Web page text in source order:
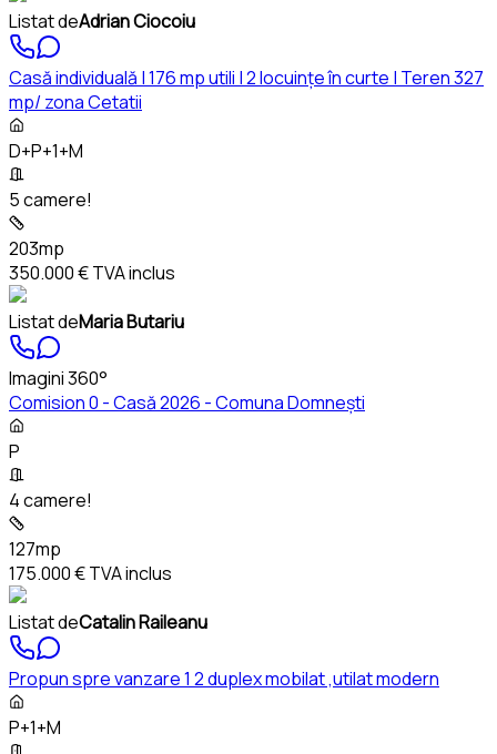
Listat deAdrian Ciocoiu
Casă individuală | 176 mp utili | 2 locuințe în curte | Teren 327
mp/ zona Cetatii
D+P+1+M
5 camere!
203mp
350.000 €TVA inclus
Listat deMaria Butariu
Imagini 360°
Comision 0 - Casă 2026 - Comuna Domnești
P
4 camere!
127mp
175.000 €TVA inclus
Listat deCatalin Raileanu
Propun spre vanzare 1 2 duplex mobilat ,utilat modern
P+1+M